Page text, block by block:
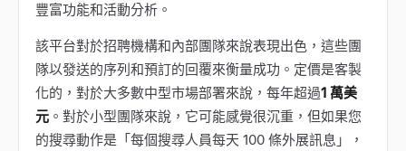
豐富功能和活動分析。
該平台對於招聘機構和內部團隊來說表現出色，這些團
隊以發送的序列和預訂的回覆來衡量成功。定價是客製
化的，對於大多數中型市場部署來說，每年超過1 萬美
元 。對於小型團隊來說，它可能感覺很沉重，但如果您
的搜尋動作是「每個搜尋人員每天 100 條外展訊息」，